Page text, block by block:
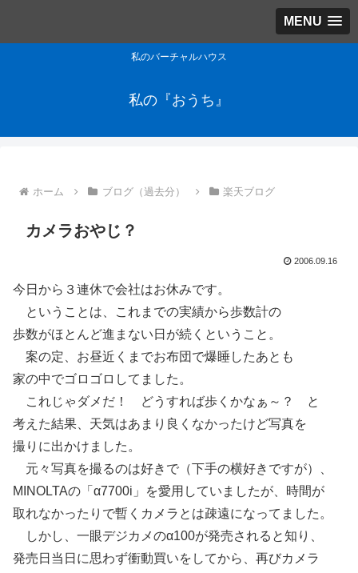
MENU
私のバーチャルハウス
私の『おうち』
ホーム ブログ（過去分） 楽天ブログ
カメラおやじ？
2006.09.16
今日から３連休で会社はお休みです。
ということは、これまでの実績から歩数計の
歩数がほとんど進まない日が続くということ。
案の定、お昼近くまでお布団で爆睡したあとも
家の中でゴロゴロしてました。
これじゃダメだ！ どうすれば歩くかなぁ～？ と
考えた結果、天気はあまり良くなかったけど写真を
撮りに出かけました。
元々写真を撮るのは好きで（下手の横好きですが）、
MINOLTAの「α7700i」を愛用していましたが、時間が
取れなかったりで暫くカメラとは疎遠になってました。
しかし、一眼デジカメのα100が発売されると知り、
発売日当日に思わず衝動買いをしてから、再びカメラ